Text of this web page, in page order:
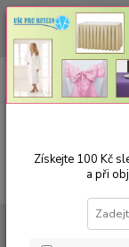
CHCETE NAKOUPIT
+420 773 794 023
Pondělí-pátek 9-16 hodin
TOP
Získejte 100 Kč
a při